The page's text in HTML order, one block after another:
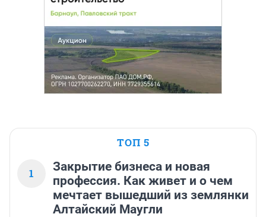
ТОП 5
1
Закрытие бизнеса и новая
профессия. Как живет и о чем
мечтает вышедший из землянки
Алтайский Маугли